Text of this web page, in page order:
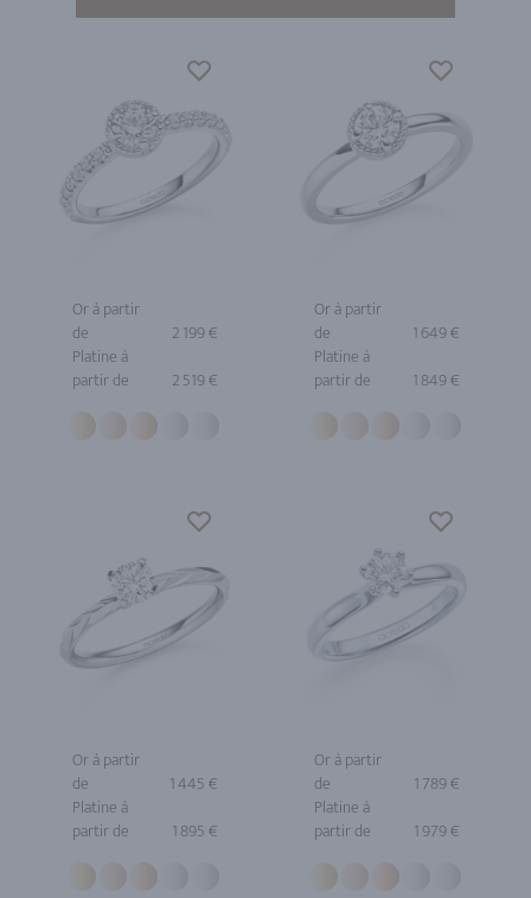
Or à partir
de
2 199 €
Platine à
partir de
2 519 €
Or à partir
de
1 649 €
Platine à
partir de
1 849 €
Or à partir
de
1 445 €
Platine à
partir de
1 895 €
Or à partir
de
1 789 €
Platine à
partir de
1 979 €